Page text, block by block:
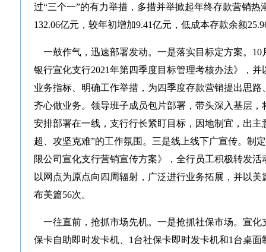
过“三个一”的有力举措，多措并举掀起年终存款营销热
132.06亿元，较年初增加9.41亿元，低成本存款余额
一鼓作气，迅速部署发动。一是落实目标定方案。10
银行宣化支行2021年第四季度目标管理考核办法》，
业务指标、明确工作举措，为四季度存款营销提出思
齐心做业务。领导班子成员包片部署，带头深入基层
安排部署在一线，支行行长紧盯目标，因地制宜，出
超、攻坚克难”的工作氛围。三是线上线下广宣传。制
限公司宣化支行营销宣传方案》，全行员工积极转发
以网点为原点向四周辐射，广泛进行业务拓展，并以
布美篇56次。
一往直前，抢抓市场先机。一是抢抓社保市场。宣化
保卡自助即时发卡机、1台社保卡即时发卡机和1台桌